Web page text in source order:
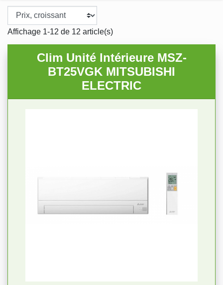
Affichage 1-12 de 12 article(s)
Clim Unité Intérieure MSZ-
BT25VGK MITSUBISHI
ELECTRIC